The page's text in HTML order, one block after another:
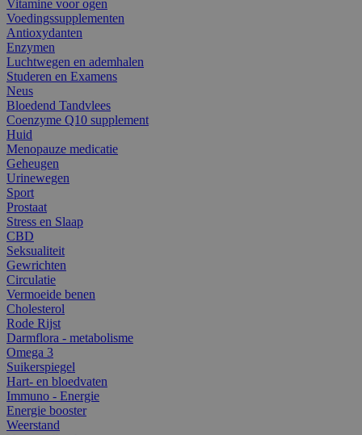
Vitamine voor ogen
Voedingssupplementen
Antioxydanten
Enzymen
Luchtwegen en ademhalen
Studeren en Examens
Neus
Bloedend Tandvlees
Coenzyme Q10 supplement
Huid
Menopauze medicatie
Geheugen
Urinewegen
Sport
Prostaat
Stress en Slaap
CBD
Seksualiteit
Gewrichten
Circulatie
Vermoeide benen
Cholesterol
Rode Rijst
Darmflora - metabolisme
Omega 3
Suikerspiegel
Hart- en bloedvaten
Immuno - Energie
Energie booster
Weerstand